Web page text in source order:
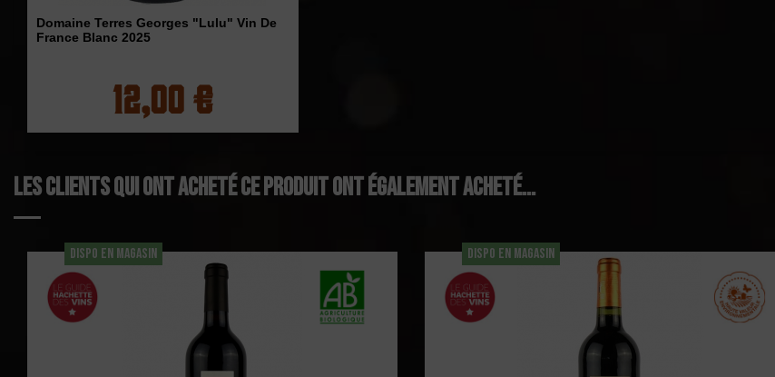
Domaine Terres Georges "Lulu" Vin De
France Blanc 2025
12,00 €
Les clients qui ont acheté ce produit ont également acheté...
DISPO EN MAGASIN DISPO EN MAGASIN